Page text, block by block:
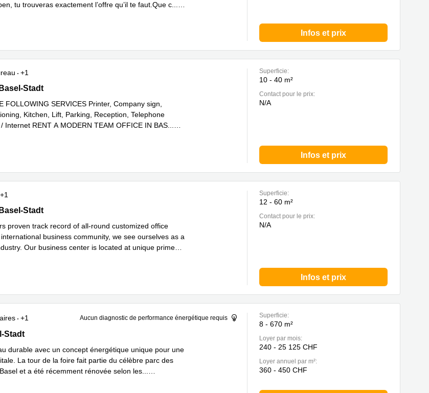
tu trouveras exactement l’offre qu’il te faut.Que c
Infos et prix
+1
Stadt
Stadt
FOLLOWING SERVICES Printer, Company sign,
Kitchen, Lift, Parking, Reception, Telephone
Internet RENT A MODERN TEAM OFFICE IN BAS
Superficie:
10 - 40 m²
Contact pour le prix:
N/A
Infos et prix
+1
Stadt
Stadt
proven track record of all-round customized office
business community, we see ourselves as a
Our business center is located at unique prime
Superficie:
12 - 60 m²
Contact pour le prix:
N/A
Infos et prix
+1 Aucun diagnostic de performance énergétique requis
Stadt
Stadt
durable avec un concept énergétique unique pour une
La tour de la foire fait partie du célèbre parc des
et a été récemment rénovée selon les
Superficie:
8 - 670 m²
Loyer par mois:
240 - 25 125 CHF
Loyer annuel par m²:
360 - 450 CHF